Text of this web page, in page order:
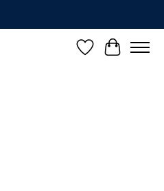
Verlanglijst